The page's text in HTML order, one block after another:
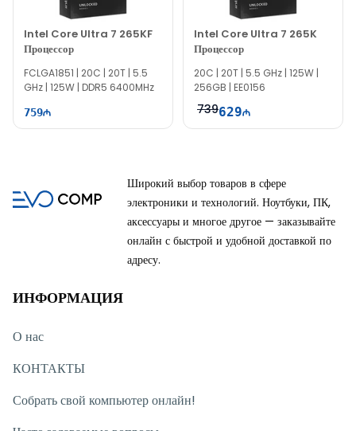
Intel Core Ultra 7 265KF
Процессор
FCLGA1851 | 20C | 20T | 5.5
GHz | 125W | DDR5 6400MHz
759
Intel Core Ultra 7 265K
Процессор
20C | 20T | 5.5 GHz | 125W |
256GB | EE0156
739629
Широкий выбор товаров в сфере
электроники и технологий. Ноутбуки, ПК,
аксессуары и многое другое — заказывайте
онлайн с быстрой и удобной доставкой по
адресу.
ИНФОРМАЦИЯ
О нас
КОНТАКТЫ
Собрать свой компьютер онлайн!